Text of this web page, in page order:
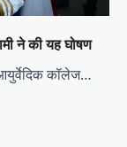
ने की यह घोषण
कॉलेज…